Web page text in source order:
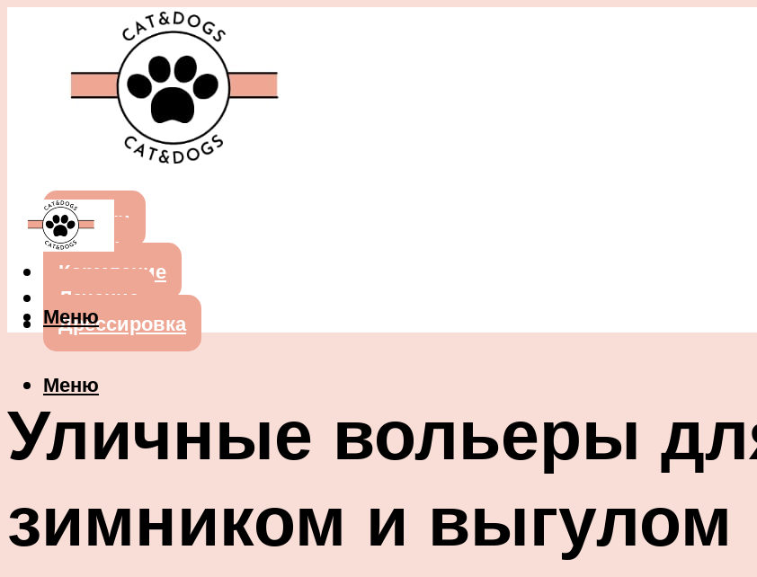
Собаки
Кошки
Кормление
Лечение
Дрессировка
Меню
Меню
Уличные вольеры
зимником и выгулом